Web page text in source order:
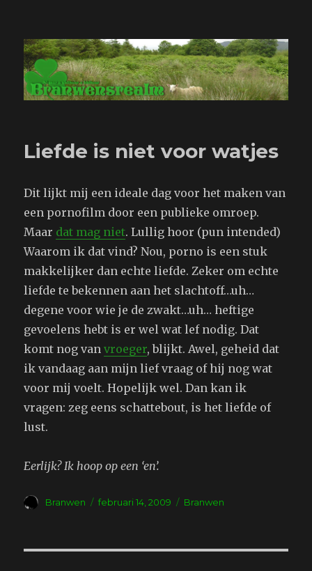
Branwensrealm.com
Liefde is niet voor watjes
Dit lijkt mij een ideale dag voor het maken van
een pornofilm door een publieke omroep.
Maar dat mag niet. Lullig hoor (pun intended)
Waarom ik dat vind? Nou, porno is een stuk
makkelijker dan echte liefde. Zeker om echte
liefde te bekennen aan het slachtoff…uh…
degene voor wie je de zwakt…uh… heftige
gevoelens hebt is er wel wat lef nodig. Dat
komt nog vanvroeger, blijkt. Awel, geheid dat
ik vandaag aan mijn lief vraag of hij nog wat
voor mij voelt. Hopelijk wel. Dan kan ik
vragen: zeg eens schattebout, is het liefde of
lust.
Eerlijk? Ik hoop op een ‘en’.
Auteur
Branwen
Geplaatst
februari 14, 2009 Tags
Branwen